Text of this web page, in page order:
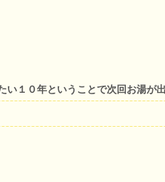
１０年ということで次回お湯が